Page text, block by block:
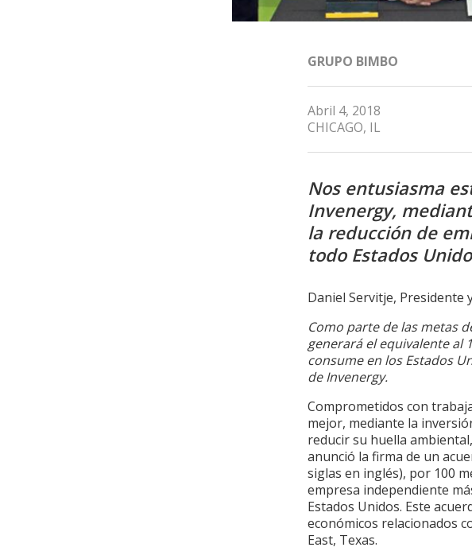
GRUPO BIMBO
Abril 4, 2018
CHICAGO, IL
Nos entusiasma
Invenergy,
la reducción de
todo Estados
Daniel Servitje, Presidente
Como parte de las metas
generará el equivalente al
consume en los Estados
de Invenergy.
Comprometidos con
mejor, mediante la
reducir su huella
anunció la firma de un
siglas en inglés), por 100
empresa independiente
Estados Unidos. Este
económicos relacionados
East, Texas.